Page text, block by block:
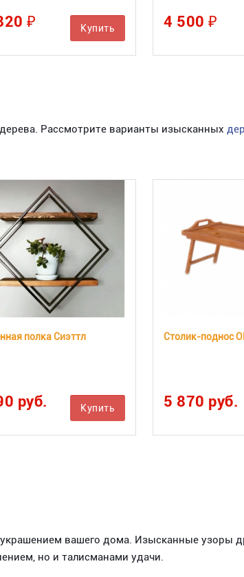
₽ Купить 4 500 ₽
Рассмотрите варианты изысканных
полка Сиэттл
руб. Купить
Столик-поднос
5 870 руб.
вашего дома. Изысканные узоры
но и талисманами удачи.